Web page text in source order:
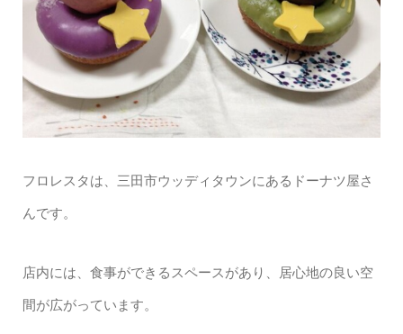
フロレスタは、三田市ウッディタウンにあるドーナツ屋さ
んです。
店内には、食事ができるスペースがあり、居心地の良い空
間が広がっています。